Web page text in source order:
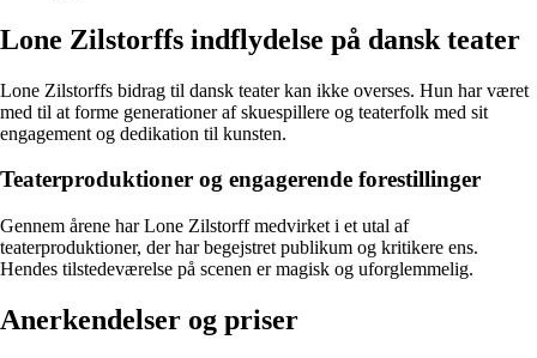
Lone Zilstorffs indflydelse på dansk teater
Lone Zilstorffs bidrag til dansk teater kan ikke overses. Hun har været
med til at forme generationer af skuespillere og teaterfolk med sit
engagement og dedikation til kunsten.
Teaterproduktioner og engagerende forestillinger
Gennem årene har Lone Zilstorff medvirket i et utal af
teaterproduktioner, der har begejstret publikum og kritikere ens.
Hendes tilstedeværelse på scenen er magisk og uforglemmelig.
Anerkendelser og priser